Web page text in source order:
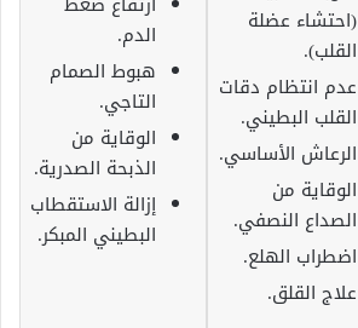
(احتشاء عضلة
القلب).
عدم انتظام دقات
القلب البطيني.
الرعاش الأساسي.
الوقاية من
الصداع النصفي.
اضطراب الهلع.
علاج القلق.
الدم.
هبوط الصمام
التاجي.
الوقاية من
الذبحة الصدرية.
إزالة الاستقطاب
البطيني المبكر.